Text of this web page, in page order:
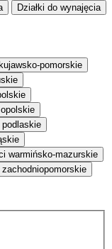
Działki do wynajęcia
pomorskie
podlaskie
warmińsko-mazurskie